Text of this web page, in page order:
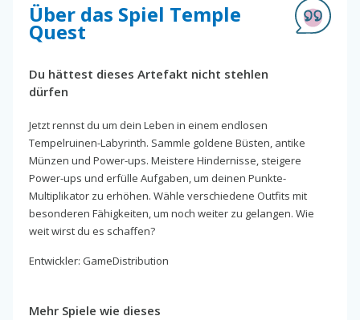
Über das Spiel Temple
Quest
Du hättest dieses Artefakt nicht stehlen
dürfen
Jetzt rennst du um dein Leben in einem endlosen
Tempelruinen-Labyrinth. Sammle goldene Büsten, antike
Münzen und Power-ups. Meistere Hindernisse, steigere
Power-ups und erfülle Aufgaben, um deinen Punkte-
Multiplikator zu erhöhen. Wähle verschiedene Outfits mit
besonderen Fähigkeiten, um noch weiter zu gelangen. Wie
weit wirst du es schaffen?
Entwickler: GameDistribution
Mehr Spiele wie dieses